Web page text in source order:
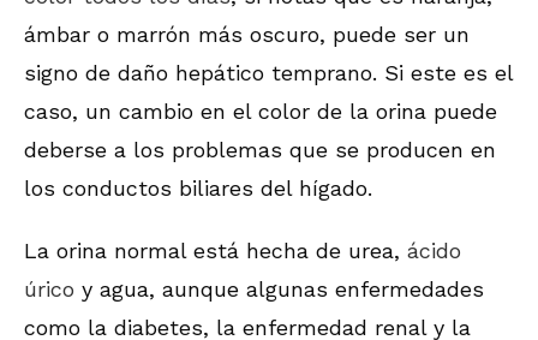
ámbar o marrón más oscuro, puede ser un
signo de daño hepático temprano. Si este es el
caso, un cambio en el color de la orina puede
deberse a los problemas que se producen en
los conductos biliares del hígado.
La orina normal está hecha de urea, ácido
úrico y agua, aunque algunas enfermedades
como la diabetes, la enfermedad renal y la